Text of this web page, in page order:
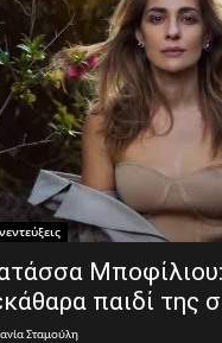
Μποφίλιου:
παιδί της
Σταμούλη